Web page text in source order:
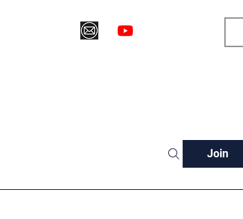
Join